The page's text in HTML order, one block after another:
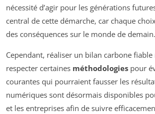
nécessité d’agir pour les générations
central de cette démarche, car chaque
des conséquences sur le monde de demain.
Cependant, réaliser un bilan carbone fiable
respecter certaines méthodologies pour
courantes qui pourraient fausser les
numériques sont désormais disponibles
et les entreprises afin de suivre